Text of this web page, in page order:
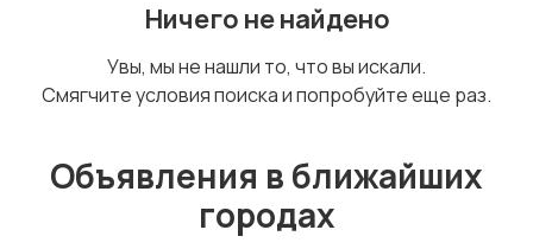
Ничего не найдено
Увы, мы не нашли то, что вы искали.
Смягчите условия поиска и попробуйте еще раз.
Объявления в ближайших
городах